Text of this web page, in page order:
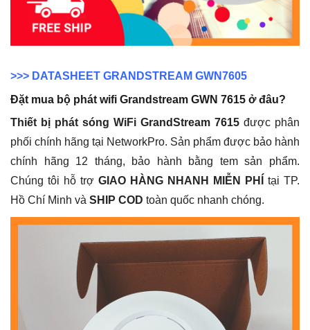
>>> DATASHEET GRANDSTREAM GWN7605
Đặt mua bộ phát wifi Grandstream GWN 7615 ở đâu?
Thiết bị phát sóng WiFi GrandStream 7615 được phân
phối chính hãng tại NetworkPro. Sản phẩm được bảo hành
chính hãng 12 tháng, bảo hành bằng tem sản phẩm.
Chúng tôi hỗ trợ GIAO HÀNG NHANH MIỄN PHÍ
tại TP.
Hồ Chí Minh và SHIP COD toàn quốc nhanh chóng.